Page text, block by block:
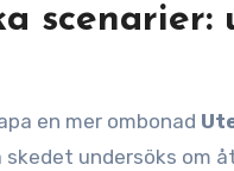
en mer ombonad
undersöks om